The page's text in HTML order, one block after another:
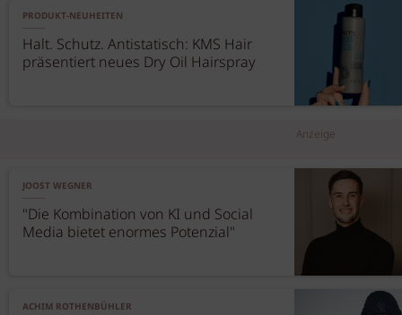
PRODUKT-NEUHEITEN
Halt. Schutz. Antistatisch: KMS Hair
präsentiert neues Dry Oil Hairspray
Anzeige
JOOST WEGNER
"Die Kombination von KI und Social
Media bietet enormes Potenzial"
ACHIM ROTHENBÜHLER